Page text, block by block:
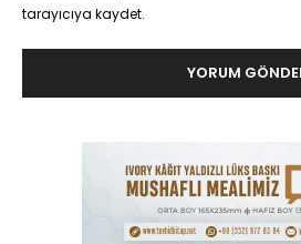
tarayıcıya kaydet.